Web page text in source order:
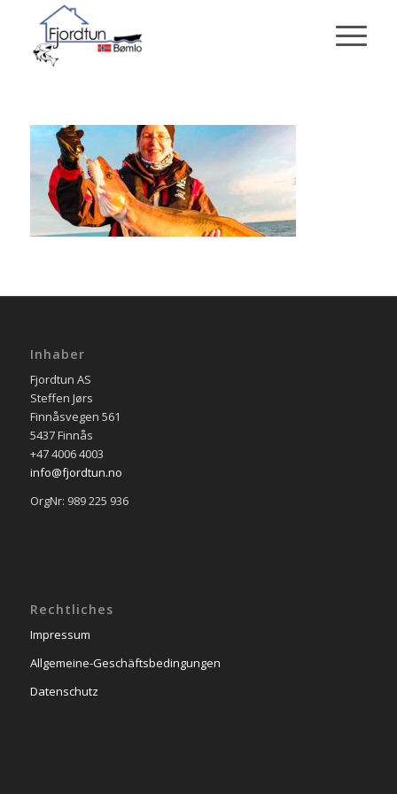
Inhaber
Fjordtun AS
Steffen Jørs
Finnåsvegen 561
5437 Finnås
+47 4006 4003
info@fjordtun.no
OrgNr: 989 225 936
Rechtliches
Impressum
Allgemeine-Geschäftsbedingungen
Datenschutz